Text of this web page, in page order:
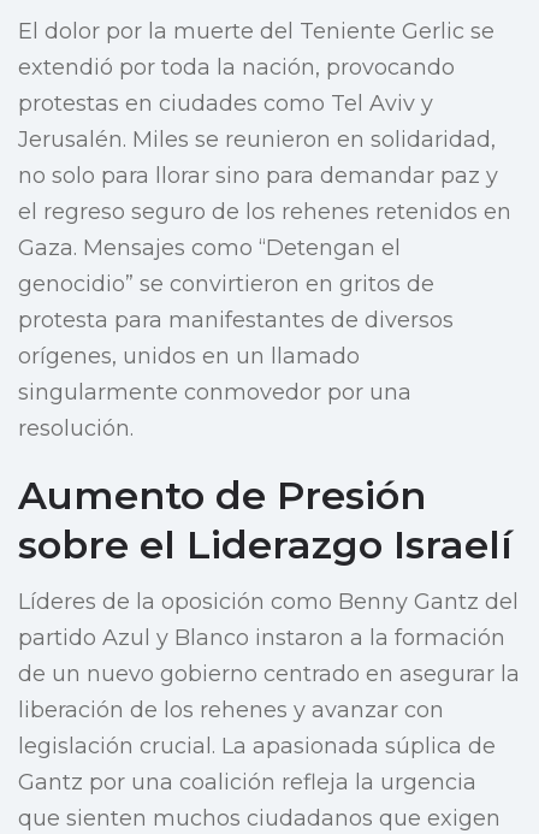
El dolor por la muerte del Teniente Gerlic se
extendió por toda la nación, provocando
protestas en ciudades como Tel Aviv y
Jerusalén. Miles se reunieron en solidaridad,
no solo para llorar sino para demandar paz y
el regreso seguro de los rehenes retenidos en
Gaza. Mensajes como “Detengan el
genocidio” se convirtieron en gritos de
protesta para manifestantes de diversos
orígenes, unidos en un llamado
singularmente conmovedor por una
resolución.
Aumento de Presión
sobre el Liderazgo Israelí
Líderes de la oposición como Benny Gantz del
partido Azul y Blanco instaron a la formación
de un nuevo gobierno centrado en asegurar la
liberación de los rehenes y avanzar con
legislación crucial. La apasionada súplica de
Gantz por una coalición refleja la urgencia
que sienten muchos ciudadanos que exigen